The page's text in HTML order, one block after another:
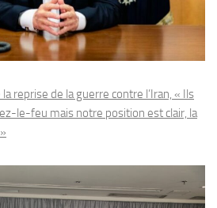
reprise de la guerre contre l’Iran, « Ils
le-feu mais notre position est clair, la